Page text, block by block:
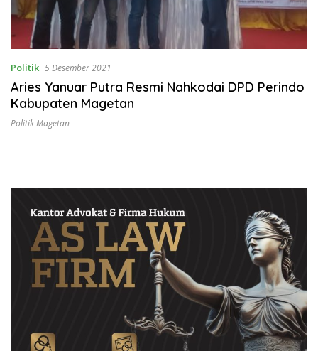
Politik 5 Desember 2021
Aries Yanuar Putra Resmi Nahkodai DPD Perindo
Kabupaten Magetan
Politik Magetan